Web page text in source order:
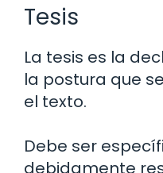
Tesis
La tesis es la
la postura que
el texto.
Debe ser
debidamente